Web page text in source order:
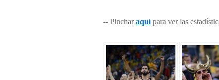
-- Pincharaquípara ver las